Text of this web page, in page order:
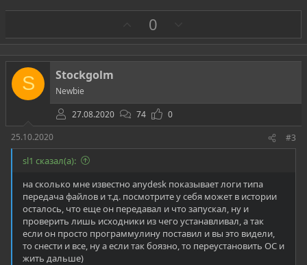
а
0
р
о
в
S Stockgolm
Newbie
27.08.2020
74
0
25.10.2020
#3
sl1 сказал(а):
на сколько мне известно anydesk показывает логи типа
передача файлов и т.д. посмотрите у себя может в истории
осталось, что еще он передавал и что запускал, ну и
проверить лишь исходники из чего устанавливал, а так
если он просто программулину поставил и вы это видели,
то снести и все, ну а если так боязно, то переустановить ОС и
жить дальше)